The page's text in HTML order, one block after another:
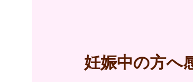
妊娠中の方へ